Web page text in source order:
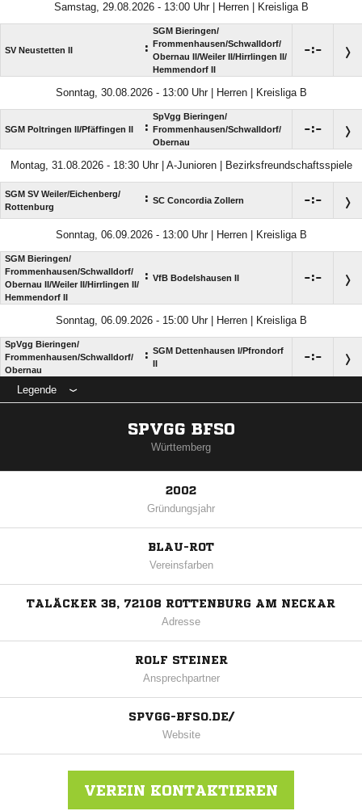
Samstag, 29.08.2026 - 13:00 Uhr | Herren | Kreisliga B
SV Neustetten II :
SGM Bieringen/​
Frommenhausen/​Schwalldorf/​
Obernau II/​Weiler II/​Hirrlingen II/​
Hemmendorf II
:
Sonntag, 30.08.2026 - 13:00 Uhr | Herren | Kreisliga B
SGM Poltringen II/​Pfäffingen II :
SpVgg Bieringen/​
Frommenhausen/​Schwalldorf/​
Obernau
:
Montag, 31.08.2026 - 18:30 Uhr | A-Junioren | Bezirksfreundschaftsspiele
SGM SV Weiler/​Eichenberg/​
Rottenburg
: SC Concordia Zollern :
Sonntag, 06.09.2026 - 13:00 Uhr | Herren | Kreisliga B
SGM Bieringen/​
Frommenhausen/​Schwalldorf/​
Obernau II/​Weiler II/​Hirrlingen II/​
Hemmendorf II
: VfB Bodelshausen II :
Sonntag, 06.09.2026 - 15:00 Uhr | Herren | Kreisliga B
SpVgg Bieringen/​
Frommenhausen/​Schwalldorf/​
Obernau
: SGM Dettenhausen I/​Pfrondorf
II
:
Legende
SPVGG BFSO
Württemberg
2002
Gründungsjahr
BLAU-ROT
Vereinsfarben
TALÄCKER 38, 72108 ROTTENBURG AM NECKAR
Adresse
ROLF STEINER
Ansprechpartner
SPVGG-BFSO.DE/
Website
VEREIN KONTAKTIEREN